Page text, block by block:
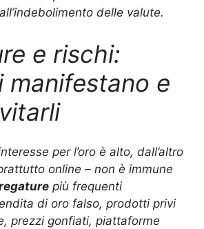
delle valute.
e rischi:
manifestano e
per l’oro è alto, dall’altro
online – non è immune
più frequenti
di oro falso, prodotti privi
prezzi gonfiati, piattaforme